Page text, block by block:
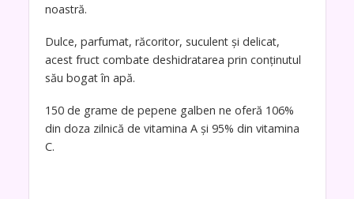
noastră.
Dulce, parfumat, răcoritor, suculent și delicat,
acest fruct combate deshidratarea prin conținutul
său bogat în apă.
150 de grame de pepene galben ne oferă 106%
din doza zilnică de vitamina A și 95% din vitamina
C.